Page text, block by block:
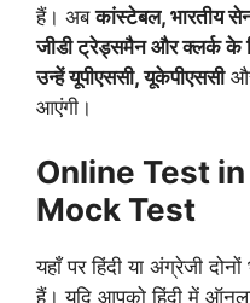
हैं। अबकांस्टेबल, भारतीय
जीडी ट्रेड्समैन और क्लर्क के
उन्हें यूपीएससी, यूकेपीएससीऔर
आएंगी।
Online Test
Mock Test
यहाँ पर हिंदी या अंग्रेजी
हैं। यदि आपको हिंदी में